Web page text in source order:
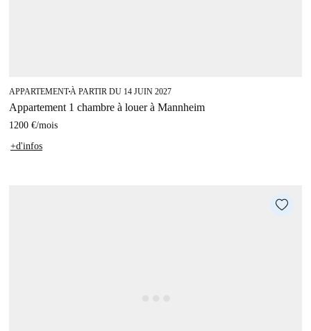
APPARTEMENT■À PARTIR DU 14 JUIN 2027
Appartement 1 chambre à louer à Mannheim
1200 €/mois
+d'infos